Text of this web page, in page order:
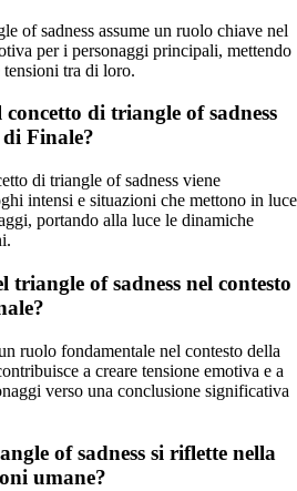
of sadness assume un ruolo chiave nel
per i personaggi principali, mettendo
tra di loro.
di triangle of sadness
Finale?
di triangle of sadness viene
intensi e situazioni che mettono in luce
portando alla luce le dinamiche
of sadness nel contesto
ruolo fondamentale nel contesto della
a creare tensione emotiva e a
verso una conclusione significativa
of sadness si riflette nella
umane?